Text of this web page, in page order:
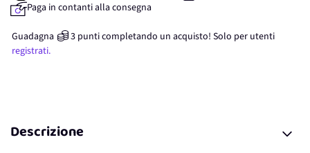
Paga in contanti alla consegna
Guadagna 3 punticompletando un acquisto! Solo per utenti
registrati.
Descrizione